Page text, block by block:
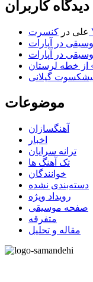
دیدگاه کاربران
علی در
در آپارات
در آپارات
از خطه لرستان
گیلانی
موضوعات
آهنگسازان
اخبار
ترانه سرایان
تک آهنگ ها
خوانندگان
دسته‌بندی نشده
رویداد ویژه
صفحه موسیقی
متفرقه
مقاله و تحلیل